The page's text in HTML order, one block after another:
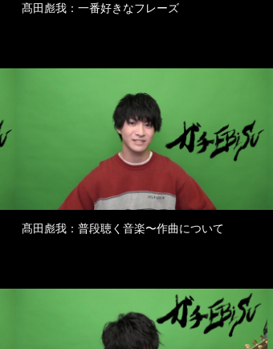
髙田彪我：一番好きなフレーズ
髙田彪我：普段聴く音楽〜作曲について